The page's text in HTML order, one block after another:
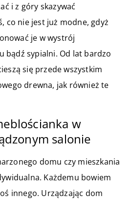
i z góry skazywać
co nie jest już modne, gdyż
je w wystrój
bądź sypialni. Od lat bardzo
się przede wszystkim
drewna, jak również te
w
salonie
domu czy mieszkania
Każdemu bowiem
innego. Urządzając dom